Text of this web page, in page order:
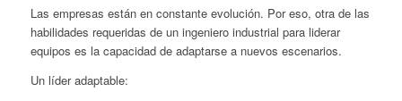
Las empresas están en constante evolución. Por eso, otra de las
habilidades requeridas de un ingeniero industrial para liderar
equipos es la capacidad de adaptarse a nuevos escenarios.
Un líder adaptable: